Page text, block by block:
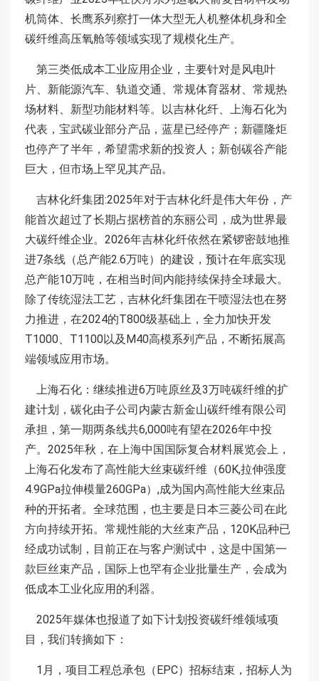
机筒体、长鹰系列察打一体大型无人机整体机身和全
碳纤维高压氧舱等领域实现了规模化生产。
第三类低成本工业应用企业，主要针对是风电叶
片、新能源汽车、轨道交通、常规体育器材、常规热
场材料、新型功能材料等。以吉林化纤、上海石化为
代表，宝武碳业部分产品，蓝星已经停产；新疆隆炬
也停产了半年，希望需求新的投资人；新创碳谷产能
巨大，但市场上罕见其产品。
吉林化纤集团:2025年对于吉林化纤是伟大年份，产
能首次超过了长期占据榜首的东丽公司，成为世界最
大碳纤维企业。2026年吉林化纤依然在紧锣密鼓地推
进7条线（总产能2.6万吨）的建设，预计在年底实现
总产能10万吨，在相当时间内能持续保持全球最大。
除了传统湿法工艺，吉林化纤集团在干喷湿法也在努
力推进，在2024的T800级基础上，全力加快开发
T1000、T1100以及M40高模系列产品，不断拓展高
端领域应用市场。
上海石化：继续推进6万吨原丝及3万吨碳纤维的扩
建计划，碳化由子公司内蒙古新金山碳纤维有限公司
承担，第一期两条线共6,000吨有望在2026年中投
产。2025年秋，在上海中国国际复合材料展览会上，
上海石化发布了高性能大丝束碳纤维（60K,拉伸强度
4.9GPa拉伸模量260GPa）,成为国内高性能大丝束品
种的开拓者。全球范围，也主要是日本三菱公司在此
方向持续开拓。常规性能的大丝束产品，120K品种已
经成功试制，目前正在与客户测试中，这是中国第一
款巨丝束产品，国际上也罕有企业批量生产，会成为
低成本工业化应用的利器。
2025年媒体也报道了如下计划投资碳纤维领域项
目，我们转摘如下：
1月，项目工程总承包（EPC）招标结束，招标人为